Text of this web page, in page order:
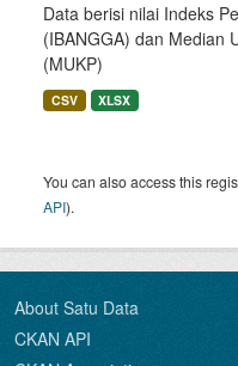
Data berisi nilai Indeks
(IBANGGA) dan Median
(MUKP)
CSV XLSX
You can also access this
API).
About Satu Data
CKAN API